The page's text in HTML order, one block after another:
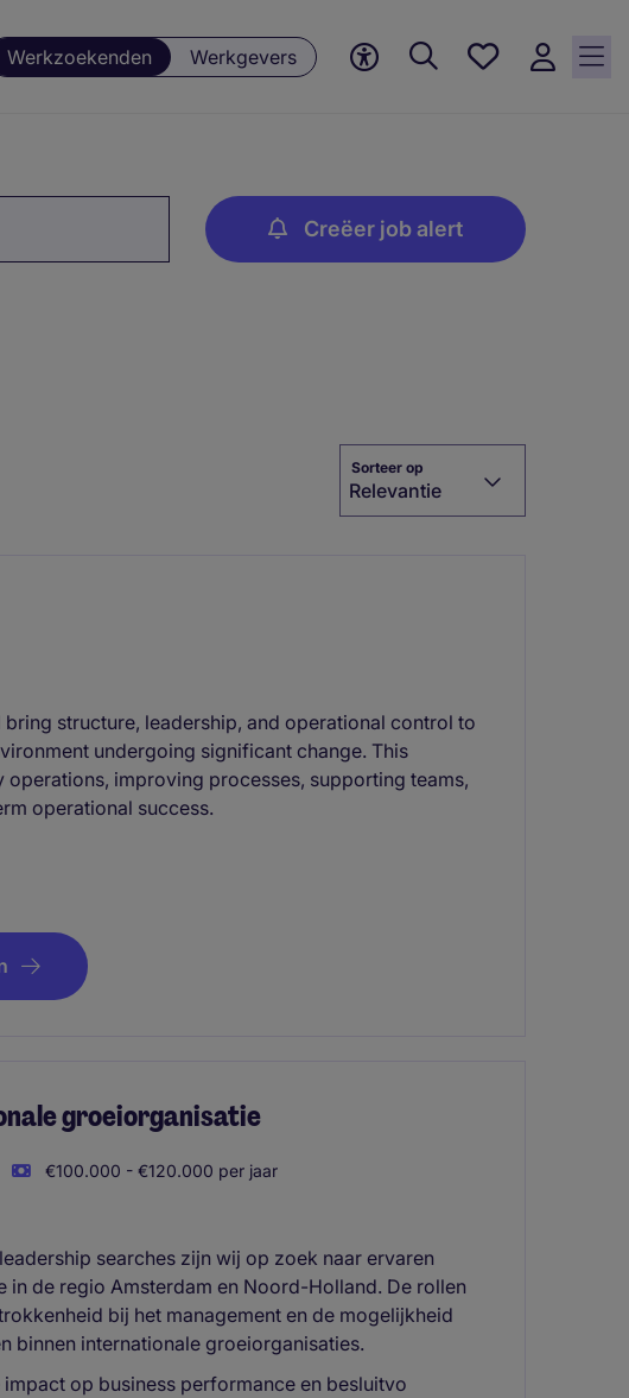
Werkzoekenden Werkgevers
Favorieten,
Creëer job alert
Sorteer op
Relevantie
structure, leadership, and operational control to
undergoing significant change. This
improving processes, supporting teams,
operational success.
groeiorganisatie
€100.000 - €120.000 per jaar
searches zijn wij op zoek naar ervaren
in de regio Amsterdam en Noord-Holland. De rollen
bij het management en de mogelijkheid
binnen internationale groeiorganisaties.
op business performance en besluitvo